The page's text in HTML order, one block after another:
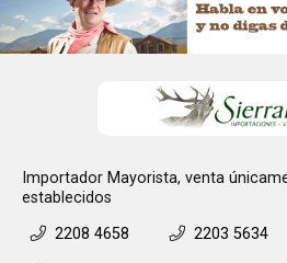
Importador Mayorista, venta
establecidos
2208 4658
2203 5634